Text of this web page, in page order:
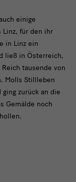
einige
Linz, für den ihr
in Linz ein
ließ in Österreich,
tausende von
Molls Stillleben
zurück an die
Gemälde noch